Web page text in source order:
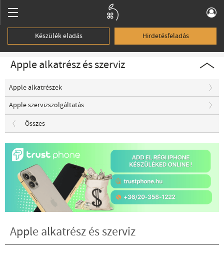
Készülék eladás Hirdetésfeladás
Apple alkatrész és szerviz
Apple alkatrészek
Apple szervizszolgáltatás
Összes
Apple alkatrész és szerviz